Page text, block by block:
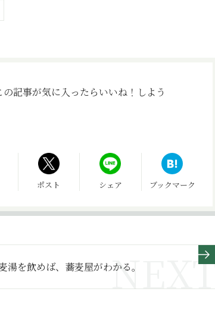
の記事が気に入ったらいいね！しよう
ポスト シェア ブックマーク
湯を飲めば、蕎麦屋がわかる。